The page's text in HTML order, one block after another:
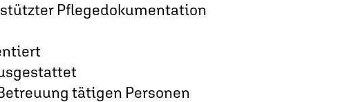
Pflegedokumentation
tätigen Personen